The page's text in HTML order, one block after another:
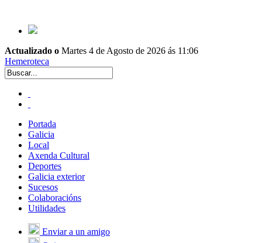
Actualizado o Martes 4 de Agosto de 2026 ás 11:06
Hemeroteca
Portada
Galicia
Local
Axenda Cultural
Deportes
Galicia exterior
Sucesos
Colaboracións
Utilidades
Enviar a un amigo